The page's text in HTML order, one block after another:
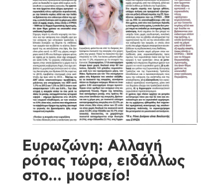
Ευρωζώνη: Αλλαγή
ρότας τώρα, ειδάλλως
στο… μουσείο!